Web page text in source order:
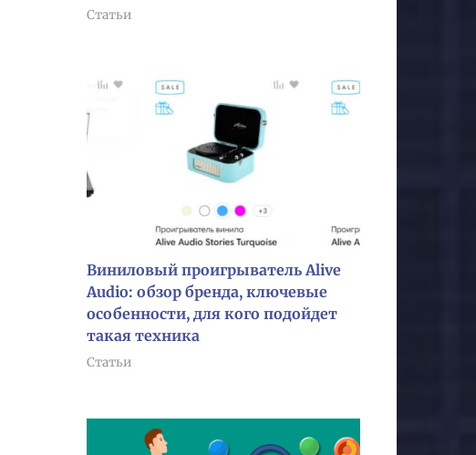
Статьи
Виниловый проигрыватель Alive
Audio: обзор бренда, ключевые
особенности, для кого подойдет
такая техника
Статьи